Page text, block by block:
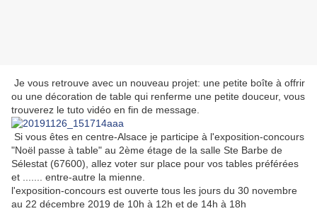
Je vous retrouve avec un nouveau projet: une petite boîte à offrir
ou une décoration de table qui renferme une petite douceur, vous
trouverez le tuto vidéo en fin de message.
Si vous êtes en centre-Alsace je participe à l'exposition-concours
"Noël passe à table" au 2ème étage de la salle Ste Barbe de
Sélestat (67600), allez voter sur place pour vos tables préférées
et ....... entre-autre la mienne.
l'exposition-concours est ouverte tous les jours du 30 novembre
au 22 décembre 2019 de 10h à 12h et de 14h à 18h